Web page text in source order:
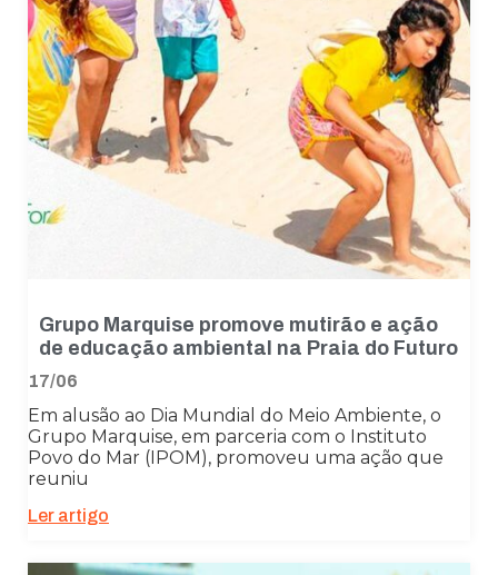
Grupo Marquise promove mutirão e ação
de educação ambiental na Praia do Futuro
17/06
Em alusão ao Dia Mundial do Meio Ambiente, o
Grupo Marquise, em parceria com o Instituto
Povo do Mar (IPOM), promoveu uma ação que
reuniu
Ler artigo